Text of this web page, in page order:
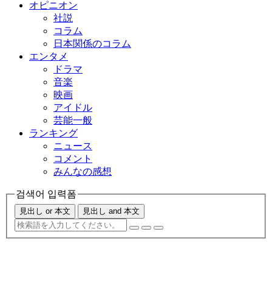
オピニオン
社説
コラム
日本関係のコラム
エンタメ
ドラマ
音楽
映画
アイドル
芸能一般
ランキング
ニュース
コメント
みんなの感想
검색어 입력폼
見出し or 本文 見出し and 本文